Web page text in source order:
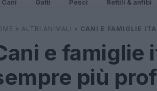
Cani Gatti Pesci Rettili & anfibi
» ALTRI ANIMALI » CANI E FAMIGLIE
e famiglie
più